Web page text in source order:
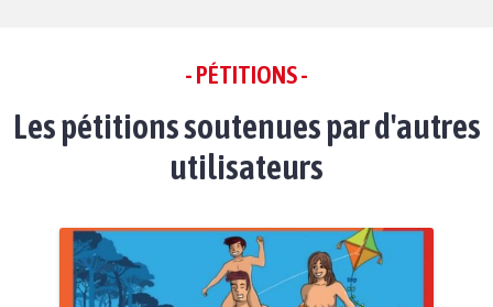
- PÉTITIONS -
Les pétitions soutenues par d'autres
utilisateurs